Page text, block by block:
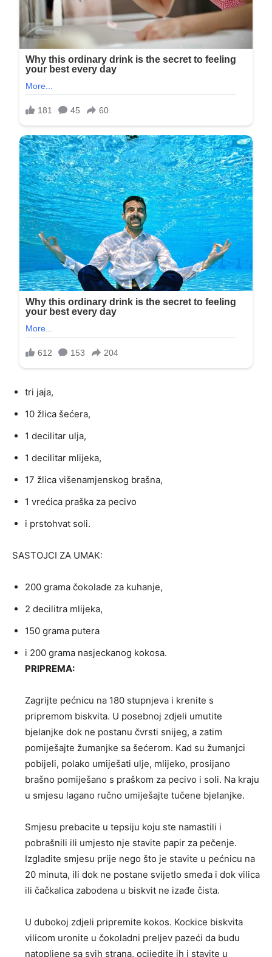
tri jaja,
10 žlica šećera,
1 decilitar ulja,
1 decilitar mlijeka,
17 žlica višenamjenskog brašna,
1 vrećica praška za pecivo
i prstohvat soli.
SASTOJCI ZA UMAK:
200 grama čokolade za kuhanje,
2 decilitra mlijeka,
150 grama putera
i 200 grama nasjeckanog kokosa.
PRIPREMA:
Zagrijte pećnicu na 180 stupnjeva i krenite s
pripremom biskvita. U posebnoj zdjeli umutite
bjelanjke dok ne postanu čvrsti snijeg, a zatim
pomiješajte žumanjke sa šećerom. Kad su žumanjci
pobijeli, polako umiješati ulje, mlijeko, prosijano
brašno pomiješano s praškom za pecivo i soli. Na kraju
u smjesu lagano ručno umiješajte tučene bjelanjke.
Smjesu prebacite u tepsiju koju ste namastili i
pobrašnili ili umjesto nje stavite papir za pečenje.
Izgladite smjesu prije nego što je stavite u pećnicu na
20 minuta, ili dok ne postane svijetlo smeđa i dok vilica
ili čačkalica zabodena u biskvit ne izađe čista.
U dubokoj zdjeli pripremite kokos. Kockice biskvita
vilicom uronite u čokoladni preljev pazeći da budu
natopljene sa svih strana, ocijedite ih i stavite u